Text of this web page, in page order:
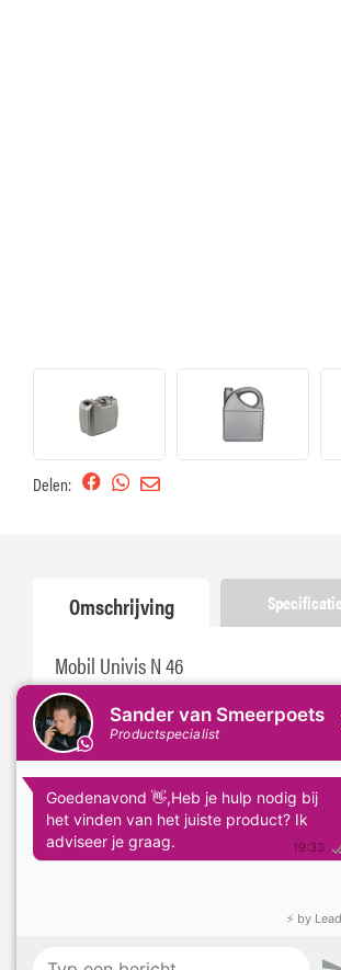
Delen:
Omschrijving
Mobil Univis N 46
Mobil Univis N 46 is een
en lagere onderhoudskosten
corrosie. De uitstekende oxidatie en
verlengt de levensduur veilig terwijl
worden. Deze olie biedt soepele
schuimbeheersing en
corrosie. Het is geschikt voor een
mobiele en
systemen die hoge belastingen